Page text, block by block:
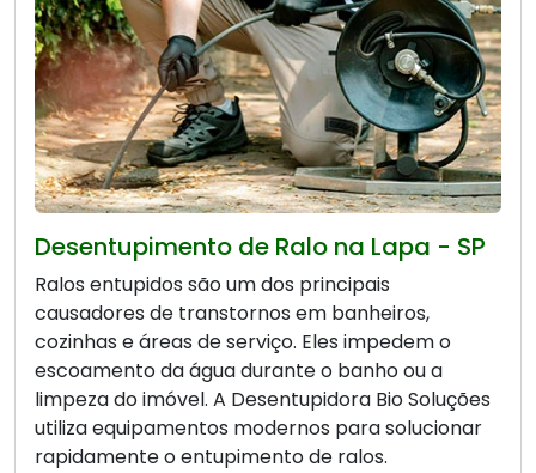
Desentupimento de Ralo na Lapa - SP
Ralos entupidos são um dos principais
causadores de transtornos em banheiros,
cozinhas e áreas de serviço. Eles impedem o
escoamento da água durante o banho ou a
limpeza do imóvel. A Desentupidora Bio Soluções
utiliza equipamentos modernos para solucionar
rapidamente o entupimento de ralos.